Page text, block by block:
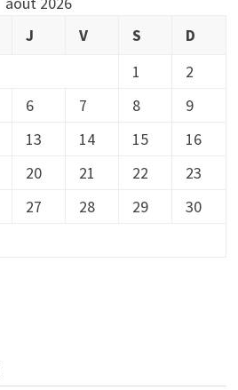
J V S
D
1
2
6 7 8
9
13 14 15
16
20 21 22
23
27 28 29
30